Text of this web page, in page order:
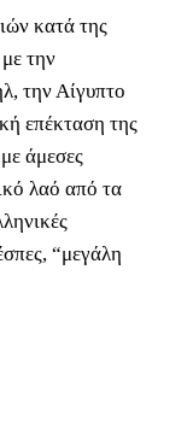
κατά της
την
την Αίγυπτο
επέκταση της
άμεσες
λαό από τα
“μεγάλη